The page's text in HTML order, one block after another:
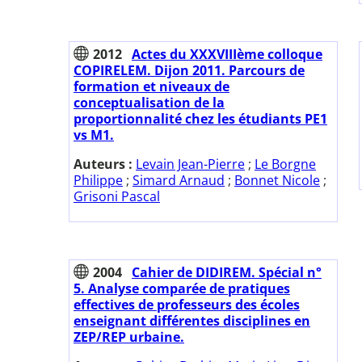
2012 Actes du XXXVIIIème colloque
COPIRELEM. Dijon 2011. Parcours de
formation et niveaux de
conceptualisation de la
proportionnalité chez les étudiants PE1
vs M1.
Auteurs : Levain Jean-Pierre ; Le Borgne
Philippe ; Simard Arnaud ; Bonnet Nicole ;
Grisoni Pascal
2004 Cahier de DIDIREM. Spécial n°
5. Analyse comparée de pratiques
effectives de professeurs des écoles
enseignant différentes disciplines en
ZEP/REP urbaine.